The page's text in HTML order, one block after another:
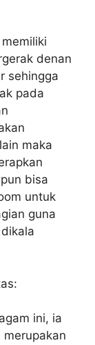
denan
sehingga
pada
maka
bisa
untuk
guna
ini, ia